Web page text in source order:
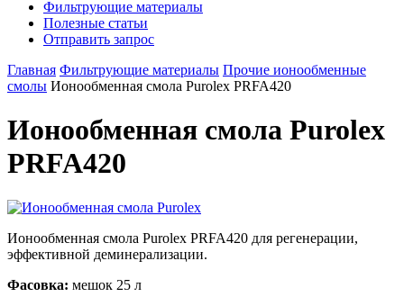
Фильтрующие материалы
Полезные статьи
Отправить запрос
Главная Фильтрующие материалы Прочие ионообменные
смолы Ионообменная смола Purolex PRFA420
Ионообменная смола Purolex
PRFA420
Ионообменная смола Purolex PRFA420 для регенерации,
эффективной деминерализации.
Фасовка: мешок 25 л